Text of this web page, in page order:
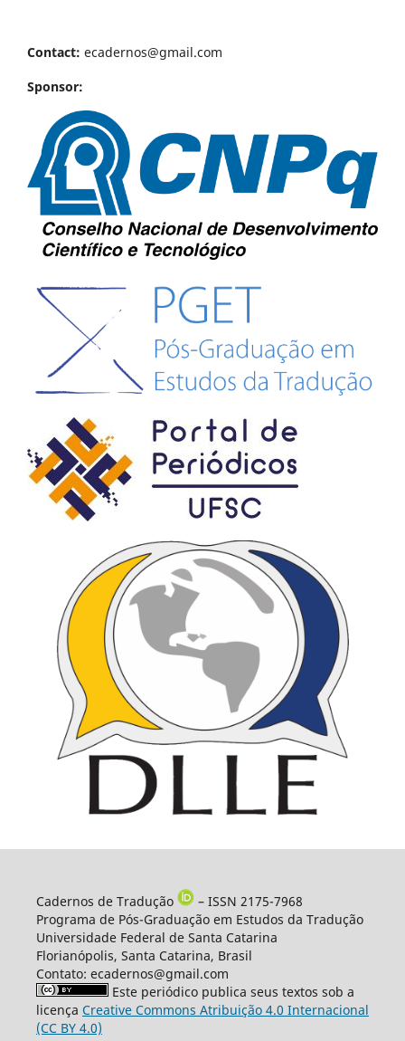
Contact: ecadernos@gmail.com
Sponsor:
Cadernos de Tradução
– ISSN 2175-7968
Programa de Pós-Graduação em Estudos da Tradução
Universidade Federal de Santa Catarina
Florianópolis, Santa Catarina, Brasil
Contato: ecadernos@gmail.com
Este periódico publica seus textos sob a
licença Creative Commons Atribuição 4.0 Internacional
(CC BY 4.0)